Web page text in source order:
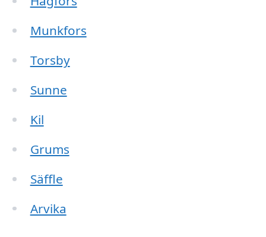
Munkfors
Torsby
Sunne
Kil
Grums
Säffle
Arvika